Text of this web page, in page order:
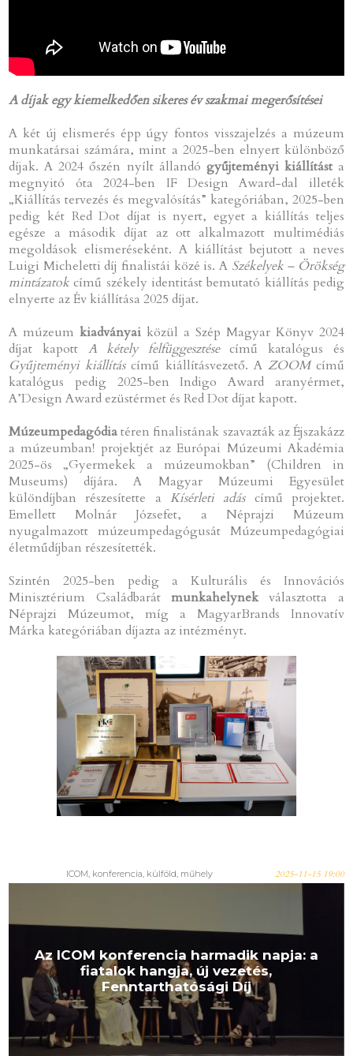
A díjak egy kiemelkedően sikeres év szakmai megerősítései
A két új elismerés épp úgy fontos visszajelzés a múzeum
munkatársai számára, mint a 2025-ben elnyert különböző
díjak. A 2024 őszén nyílt állandó gyűjteményi kiállításta
megnyitó óta 2024-ben IF Design Award-dal illeték
„Kiállítás tervezés és megvalósítás” kategóriában, 2025-ben
pedig két Red Dot díjat is nyert, egyet a kiállítás teljes
egésze a második díjat az ott alkalmazott multimédiás
megoldások elismeréseként. A kiállítást bejutott a neves
Luigi Micheletti díj finalistái közé is. A Székelyek – Örökség
mintázatok című székely identitást bemutató kiállítás pedig
elnyerte az Év kiállítása 2025 díjat.
A múzeumkiadványai közül a Szép Magyar Könyv 2024
díjat kapott A kétely felfüggesztésecímű katalógus és
Gyűjteményi kiállításcímű kiállításvezető. A ZOOMcímű
katalógus pedig 2025-ben Indigo Award aranyérmet,
A’Design Award ezüstérmet és Red Dot díjat kapott.
Múzeumpedagódiatéren finalistának szavazták az Éjszakázz
a múzeumban! projektjét az Európai Múzeumi Akadémia
2025-ös „Gyermekek a múzeumokban” (Children in
Museums) díjára. A Magyar Múzeumi Egyesület
különdíjban részesítette a Kísérleti adáscímű projektet.
Emellett Molnár Józsefet, a Néprajzi Múzeum
nyugalmazott múzeumpedagógusát Múzeumpedagógiai
életműdíjban részesítették.
Szintén 2025-ben pedig a Kulturális és Innovációs
Minisztérium Családbarát munkahelynekválasztotta a
Néprajzi Múzeumot, míg a MagyarBrands Innovatív
Márka kategóriában díjazta az intézményt.
ICOM, konferencia, külföld, műhely 2025-11-15 19:00
Az ICOM konferencia harmadik napja: a
fiatalok hangja, új vezetés,
Fenntarthatósági Díj